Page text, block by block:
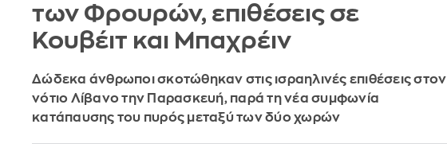
των Φρουρών, επιθέσεις σε
Κουβέιτ και Μπαχρέιν
Δώδεκα άνθρωποι σκοτώθηκαν στις ισραηλινές επιθέσεις στον
νότιο Λίβανο την Παρασκευή, παρά τη νέα συμφωνία
κατάπαυσης του πυρός μεταξύ των δύο χωρών